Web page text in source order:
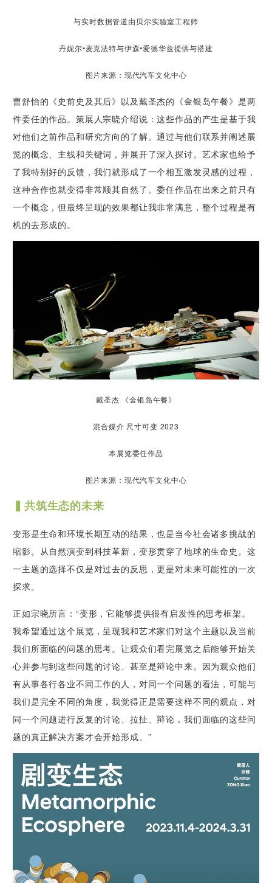
与实时数据管道由贝尔实验室工程师
丹妮尔•麦克法特与伊森•爱德华兹提供与搭建
图片来源：现代汽车文化中心
曹舒怡的《史前史及其后》以及戴圣杰的《金银岛午餐》是两
件委任的作品。策展人宗晓介绍说：这些作品的产生是基于我
对他们之前作品和研究方向的了解。通过与他们联系并阐述展
览的概念、主线和关键词，并展开了深入探讨。艺术家也给予
了我特别好的反馈，我们就形成了一个相互激发灵感的过程，
这种合作也就变得非常顺其自然了。委任作品在出来之前只有
一个概念，但最终呈现的效果都让我非常满意，整个过程是有
机的去形成的。
戴圣杰 《金银岛午餐》
混合媒介 尺寸可变 2023
本展览委任作品
图片来源：现代汽车文化中心
▍共筑生态的未来
变形是生命和环境长期互动的结果，也是当今社会诸多挑战的
缩影。从自然演变到科技革新，变形贯穿了地球的生命史。这
一主题的选择不仅是对过去的反思，更是对未来可能性的一次
探求。
正如宗晓所言：“变形，它能够提供很有启发性的思考框架。
我希望通过这个展览，呈现我和艺术家们对这个主题以及当前
我们所面临的问题的思考。让观众们看完展览之后能够开始关
心并参与到这些问题的讨论、甚至是辩论中来。因为观众他们
有从事各行各业不同工作的人，对同一个问题的看法，可能与
我们是完全不同的角度，我觉得正是需要这样不同的观点，对
同一个问题进行反复的讨论、拉扯、辩论，我们面临的这些问
题的真正解决方案才会开始形成。”